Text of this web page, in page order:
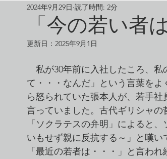
真理・価値・知恵・真実 人間関係
組織・人事・労務 人の悪・方向転換・改める
「今の若い者は
2024年9月29日 読了時間: 2分
更新日： 2025年9月1日
私が30年前に入社したころ、私
て・・・なんだ」という言葉を
ら怒られていた張本人が、若手
言っていました。古代ギリシャの
「ソクラテスの弁明」によると
いもせず親に反抗する～」と嘆い
「最近の若者は・・・」と言われ